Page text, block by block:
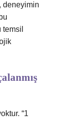
deneyimin
temsil
“1